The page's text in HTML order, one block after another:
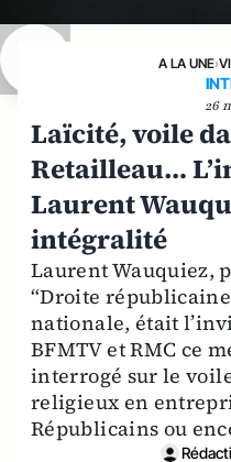
A LA UNE›
26
Laïcité, voile
Retailleau…
Laurent
intégralité
Laurent Wauquiez,
“Droite
nationale, était
BFMTV et RMC ce
interrogé sur le
religieux en
Républicains ou